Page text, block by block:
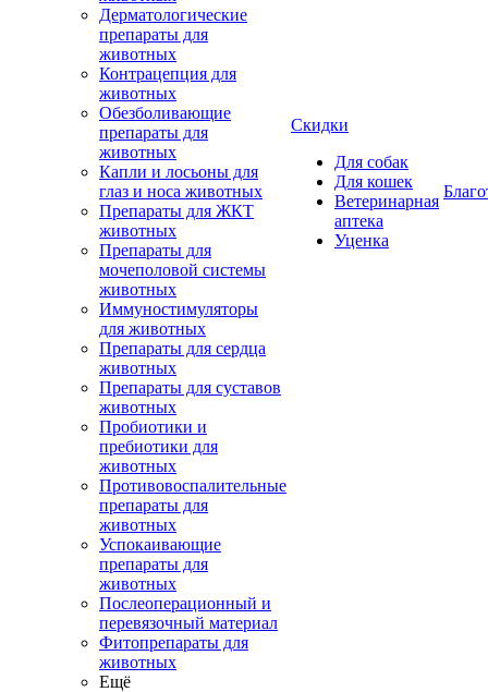
Дерматологические
препараты для
животных
Контрацепция для
животных
Обезболивающие
препараты для
животных
Капли и лосьоны для
глаз и носа животных
Препараты для ЖКТ
животных
Препараты для
мочеполовой системы
животных
Иммуностимуляторы
для животных
Препараты для сердца
животных
Препараты для суставов
животных
Пробиотики и
пребиотики для
животных
Противовоспалительные
препараты для
животных
Успокаивающие
препараты для
животных
Послеоперационный и
перевязочный материал
Фитопрепараты для
животных
Ещё
Скидки
Для собак
Для кошек
Ветеринарная
аптека
Уценка